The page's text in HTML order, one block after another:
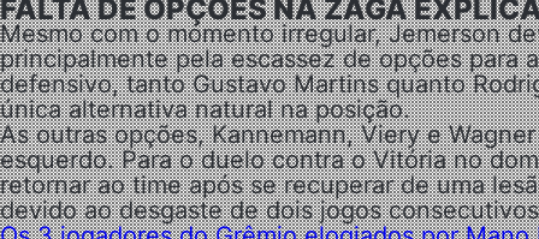
FALTA DE OPÇÕES NA ZAGA
Mesmo com o momento irregular, Jemerson
principalmente pela escassez de opções para
defensivo, tanto Gustavo Martins quanto
única alternativa natural na posição.
As outras opções, Kannemann, Viery e
esquerdo. Para o duelo contra o Vitória no
retornar ao time após se recuperar de uma
devido ao desgaste de dois jogos